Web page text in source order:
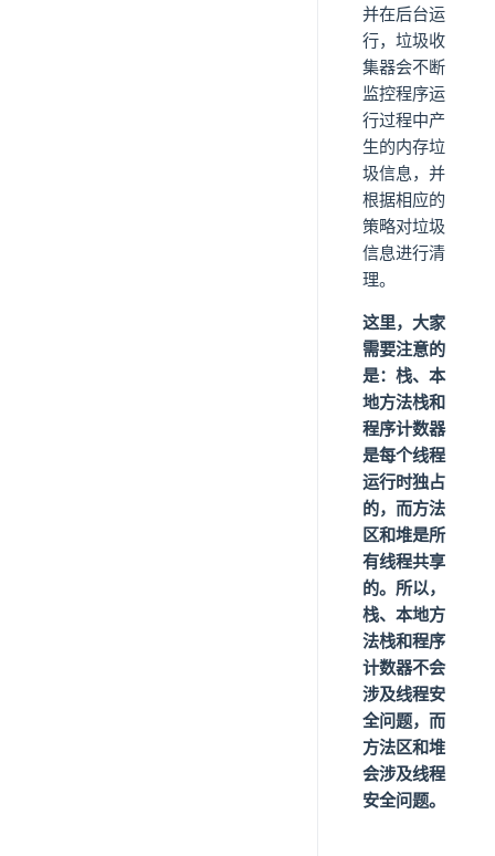
并在后台运
行，垃圾收
集器会不断
监控程序运
行过程中产
生的内存垃
圾信息，并
根据相应的
策略对垃圾
信息进行清
理。
这里，大家
需要注意的
是：栈、本
地方法栈和
程序计数器
是每个线程
运行时独占
的，而方法
区和堆是所
有线程共享
的。所以，
栈、本地方
法栈和程序
计数器不会
涉及线程安
全问题，而
方法区和堆
会涉及线程
安全问题。